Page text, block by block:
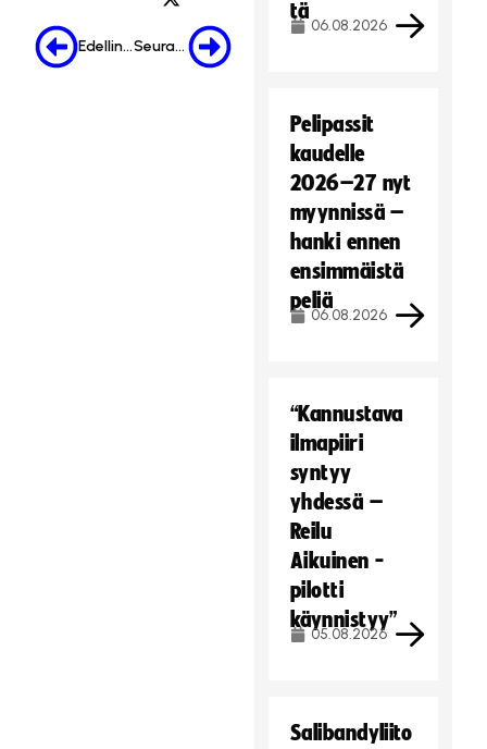
Edellinen Seuraava
tä
06.08.2026
Pelipassit
kaudelle
2026–27 nyt
myynnissä –
hanki ennen
ensimmäistä
peliä
06.08.2026
“Kannustava
ilmapiiri
syntyy
yhdessä –
Reilu
Aikuinen -
pilotti
käynnistyy”
05.08.2026
Salibandyliito